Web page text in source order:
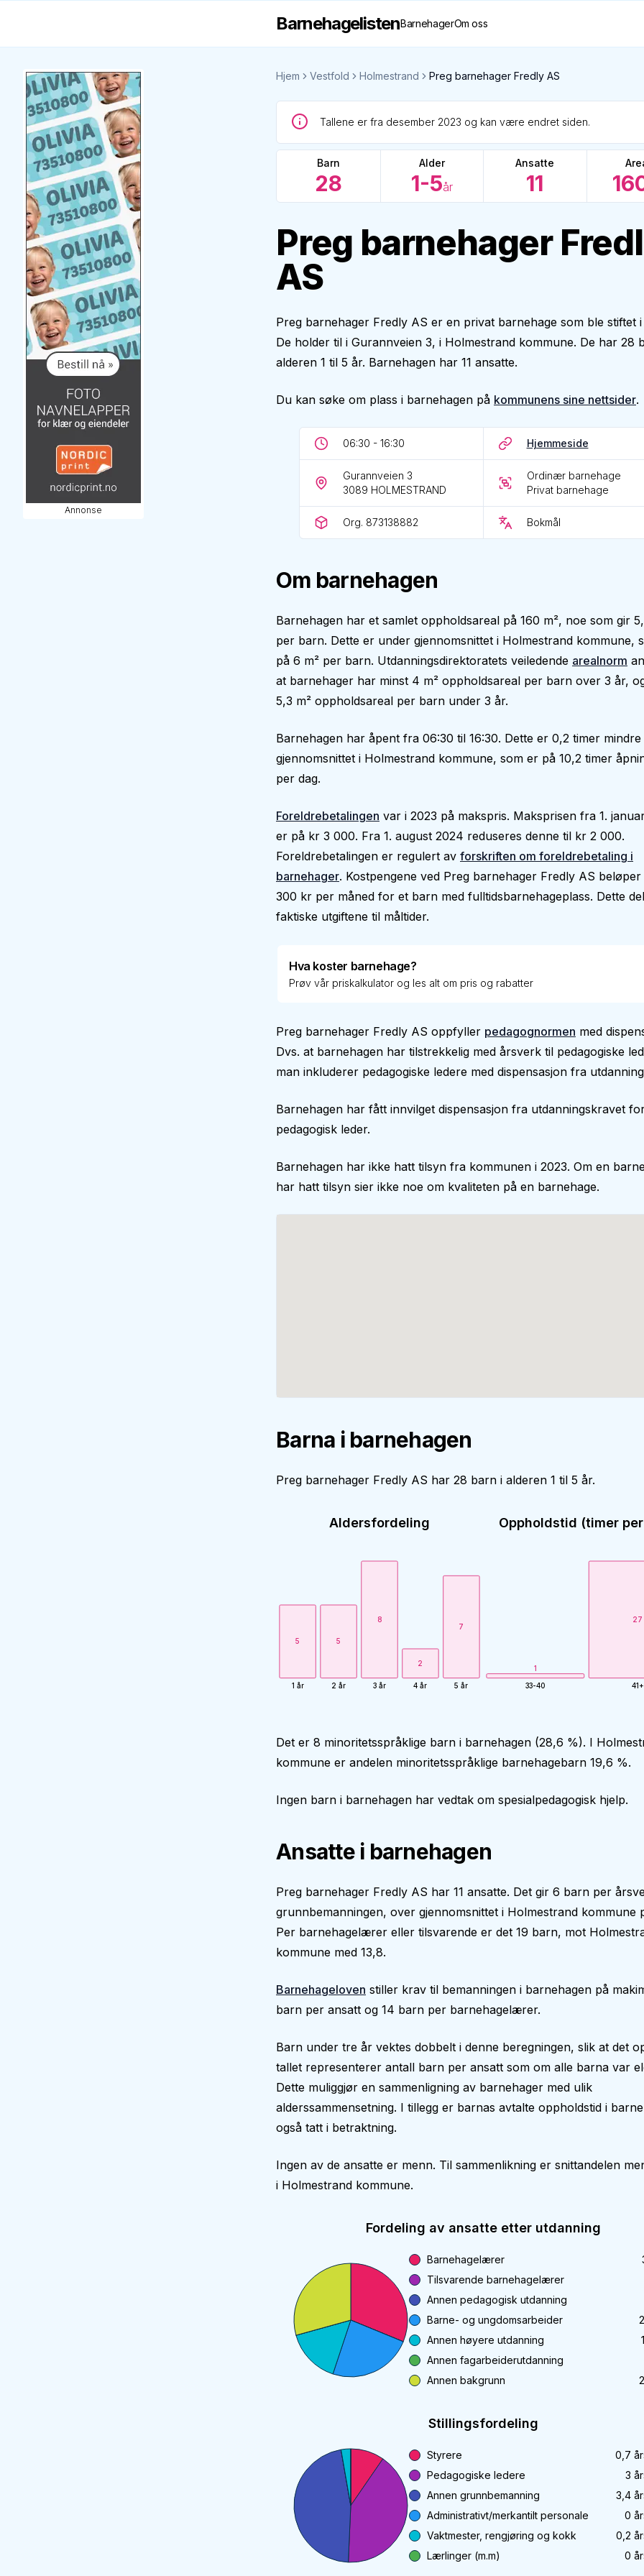
BarnehagelistenBarnehagerOm oss
Annonse
Hjem Vestfold Holmestrand Preg barnehager Fredly AS
Tallene er fra desember 2023 og kan være endret siden.
Barn
28
Alder
1-5år
Ansatte
11
Preg barnehager
AS
Preg barnehager Fredly AS er en privat barnehage som ble stiftet i
De holder til i Gurannveien 3, i Holmestrand kommune. De har 28
alderen 1 til 5 år. Barnehagen har 11 ansatte.
Du kan søke om plass i barnehagen på kommunens sine nettsider.
06:30 - 16:30 Hjemmeside
Gurannveien 3
3089 HOLMESTRAND
Ordinær barnehage
Privat barnehage
Org. 873138882 Bokmål
Om barnehagen
Barnehagen har et samlet oppholdsareal på 160 m², noe som gir
per barn. Dette er under gjennomsnittet i Holmestrand kommune,
på 6 m² per barn. Utdanningsdirektoratets veiledende arealnorm
at barnehager har minst 4 m² oppholdsareal per barn over 3 år,
5,3 m² oppholdsareal per barn under 3 år.
Barnehagen har åpent fra 06:30 til 16:30. Dette er 0,2 timer
gjennomsnittet i Holmestrand kommune, som er på 10,2 timer
per dag.
Foreldrebetalingen var i 2023 på makspris. Maksprisen fra 1.
er på kr 3 000. Fra 1. august 2024 reduseres denne til kr 2 000.
Foreldrebetalingen er regulert av forskriften om foreldrebetaling i
barnehager. Kostpengene ved Preg barnehager Fredly AS beløper
300 kr per måned for et barn med fulltidsbarnehageplass. Dette
faktiske utgiftene til måltider.
Hva koster barnehage?
Prøv vår priskalkulator og les alt om pris og rabatter
Preg barnehager Fredly AS oppfyller pedagognormen med
Dvs. at barnehagen har tilstrekkelig med årsverk til pedagogiske
man inkluderer pedagogiske ledere med dispensasjon fra
Barnehagen har fått innvilget dispensasjon fra utdanningskravet
pedagogisk leder.
Barnehagen har ikke hatt tilsyn fra kommunen i 2023. Om en
har hatt tilsyn sier ikke noe om kvaliteten på en barnehage.
Barna i barnehagen
Preg barnehager Fredly AS har 28 barn i alderen 1 til 5 år.
Aldersfordeling
5
1 år
5
2 år
8
3 år
2
4 år
7
5 år
Oppholdstid (timer
1
33-40
27
41+
Det er 8 minoritetsspråklige barn i barnehagen (28,6 %). I
kommune er andelen minoritetsspråklige barnehagebarn 19,6 %.
Ingen barn i barnehagen har vedtak om spesialpedagogisk hjelp.
Ansatte i barnehagen
Preg barnehager Fredly AS har 11 ansatte. Det gir 6 barn per
grunnbemanningen, over gjennomsnittet i Holmestrand kommune
Per barnehagelærer eller tilsvarende er det 19 barn, mot
kommune med 13,8.
Barnehageloven stiller krav til bemanningen i barnehagen på
barn per ansatt og 14 barn per barnehagelærer.
Barn under tre år vektes dobbelt i denne beregningen, slik at det
tallet representerer antall barn per ansatt som om alle barna var
Dette muliggjør en sammenligning av barnehager med ulik
alderssammensetning. I tillegg er barnas avtalte oppholdstid i
også tatt i betraktning.
Ingen av de ansatte er menn. Til sammenlikning er snittandelen
i Holmestrand kommune.
Fordeling av ansatte etter utdanning
Barnehagelærer
Tilsvarende barnehagelærer
Annen pedagogisk utdanning
Barne- og ungdomsarbeider
Annen høyere utdanning
Annen fagarbeiderutdanning
Annen bakgrunn
Stillingsfordeling
Styrere 0,7
Pedagogiske ledere
3
Annen grunnbemanning
3,4
Administrativt/merkantilt personale
0
Vaktmester, rengjøring og kokk
0,2
Lærlinger (m.m)
0